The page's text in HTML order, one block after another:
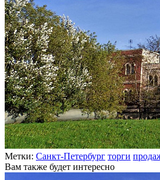
Метки: Санкт-Петербург торги
Вам также будет интересно